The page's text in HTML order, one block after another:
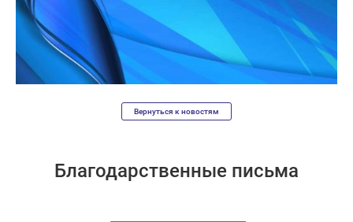
Вернуться к новостям
Благодарственные письма